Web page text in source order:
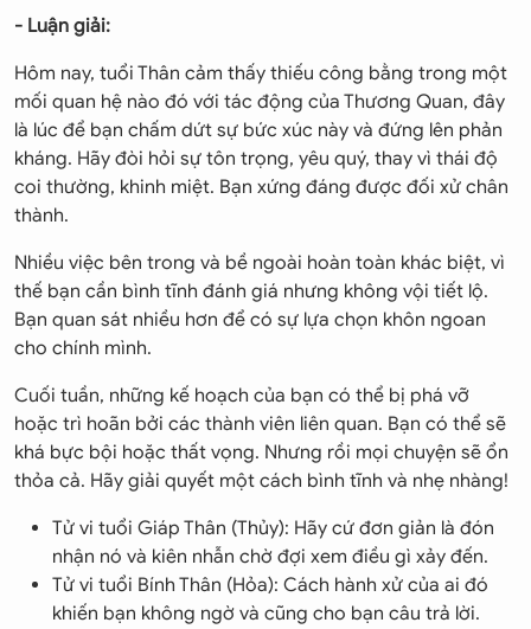
- Luận giải:
Hôm nay, tuổi Thân cảm thấy thiếu công bằng trong một
mối quan hệ nào đó với tác động của Thương Quan, đây
là lúc để bạn chấm dứt sự bức xúc này và đứng lên phản
kháng. Hãy đòi hỏi sự tôn trọng, yêu quý, thay vì thái độ
coi thường, khinh miệt. Bạn xứng đáng được đối xử chân
thành.
Nhiều việc bên trong và bề ngoài hoàn toàn khác biệt, vì
thế bạn cần bình tĩnh đánh giá nhưng không vội tiết lộ.
Bạn quan sát nhiều hơn để có sự lựa chọn khôn ngoan
cho chính mình.
Cuối tuần, những kế hoạch của bạn có thể bị phá vỡ
hoặc trì hoãn bởi các thành viên liên quan. Bạn có thể sẽ
khá bực bội hoặc thất vọng. Nhưng rồi mọi chuyện sẽ ổn
thỏa cả. Hãy giải quyết một cách bình tĩnh và nhẹ nhàng!
Tử vi tuổi Giáp Thân (Thủy): Hãy cứ đơn giản là đón
nhận nó và kiên nhẫn chờ đợi xem điều gì xảy đến.
Tử vi tuổi Bính Thân (Hỏa): Cách hành xử của ai đó
khiến bạn không ngờ và cũng cho bạn câu trả lời.